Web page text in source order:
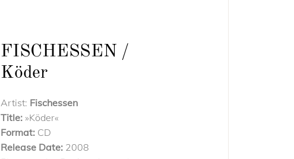
FISCHESSEN /
Köder
Artist: Fischessen
Title:»Köder«
Format: CD
Release Date: 2008